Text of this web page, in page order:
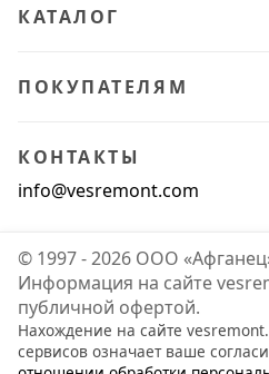
КАТАЛОГ
ПОКУПАТЕЛЯМ
КОНТАКТЫ
info@vesremont.com
© 1997 - 2026 ООО
Информация на сайте
публичной офертой.
Нахождение на сайте
сервисов означает ваше